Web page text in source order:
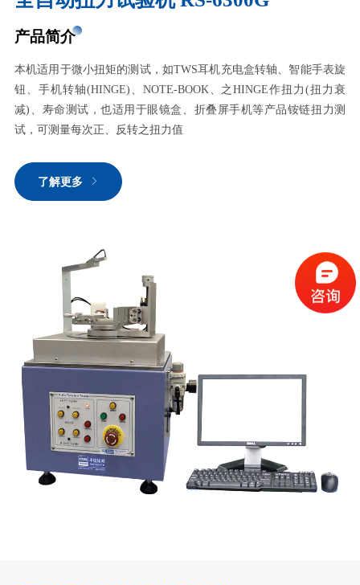
产品简介
本机适用于微小扭矩的测试，如TWS耳机充电盒转轴、智能手表旋
钮、手机转轴(HINGE)、NOTE-BOOK、之HINGE作扭力(扭力衰
减)、寿命测试，也适用于眼镜盒、折叠屏手机等产品铵链扭力测
试，可测量每次正、反转之扭力值
了解更多